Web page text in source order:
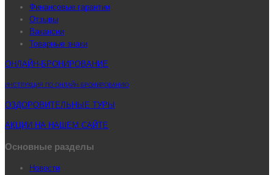
Финансовые гарантии
Отзывы
Вакансии
Товарные знаки
ОНЛАЙН-БРОНИРОВАНИЕ
ИНСТРУКЦИЯ ПО ОНЛАЙН-БРОНИРОВАНИЮ
ОЗДОРОВИТЕЛЬНЫЕ ТУРЫ
АКЦИИ НА НАШЕМ САЙТЕ
Основные разделы
Новости